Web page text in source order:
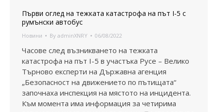
Първи оглед на тежката катастрофа на път I-5 с
румънски автобус
Новини By adminXNRY 06/08/2022
Часове след възникването на тежката
катастрофа на път I-5 в участъка Русе – Велико
Търново експерти на Държавна агенция
„Безопасност на движението по пътищата“
започнаха инспекция на мястото на инцидента.
Към момента има информация за четирима